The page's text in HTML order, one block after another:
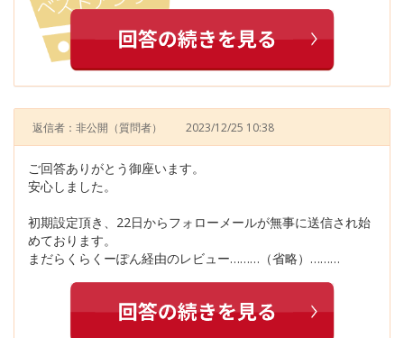
返信者：非公開 （質問者） 2023/12/25 10:38
ご回答ありがとう御座います。
安心しました。
初期設定頂き、22日からフォローメールが無事に送信され始
めております。
まだらくらくーぽん経由のレビュー………（省略）………